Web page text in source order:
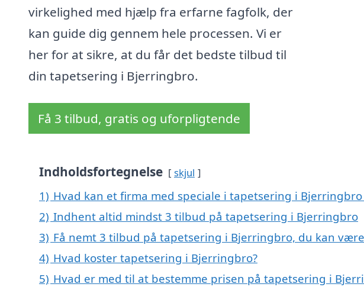
virkelighed med hjælp fra erfarne fagfolk, der
kan guide dig gennem hele processen. Vi er
her for at sikre, at du får det bedste tilbud til
din tapetsering i Bjerringbro.
Få 3 tilbud, gratis og uforpligtende
Indholdsfortegnelse skjul
1) Hvad kan et firma med speciale i tapetsering i
2) Indhent altid mindst 3 tilbud på tapetsering i Bjerringbro
3) Få nemt 3 tilbud på tapetsering i Bjerringbro, du kan
4) Hvad koster tapetsering i Bjerringbro?
5) Hvad er med til at bestemme prisen på tapetsering i